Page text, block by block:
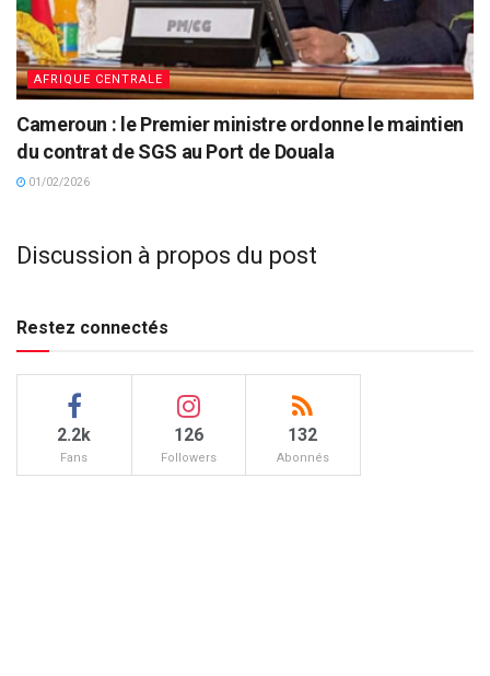
AFRIQUE CENTRALE
Cameroun : le Premier ministre ordonne le maintien
du contrat de SGS au Port de Douala
01/02/2026
Discussion à propos du post
Restez connectés
2.2k
Fans
126
Followers
132
Abonnés